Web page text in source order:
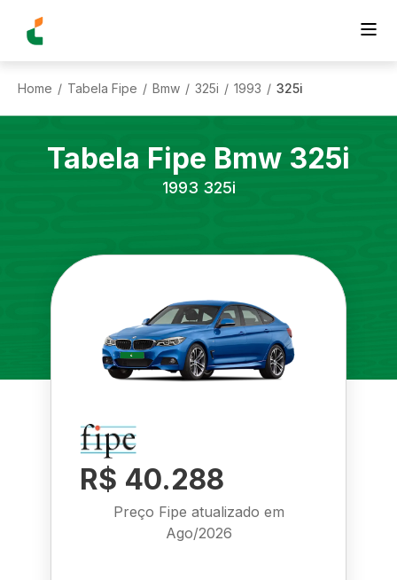
Home / Tabela Fipe / Bmw / 325i / 1993 / 325i
Tabela Fipe Bmw 325i
1993 325i
R$ 40.288
Preço Fipe atualizado em
Ago/2026